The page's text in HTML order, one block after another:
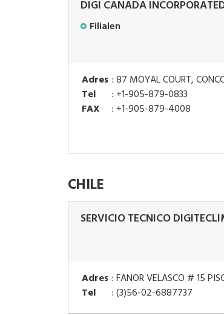
DIGI CANADA
Filialen
Adres: 87 MOYAL COURT,
Tel
: +1-905-879-0833
FAX
: +1-905-879-4008
CHILE
SERVICIO TECNICO
Adres: FANOR VELASCO # 15
Tel
: (3)56-02-6887737